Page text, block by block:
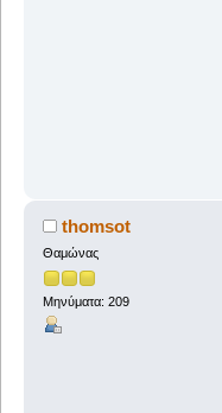
thomsot
Θαμώνας
Μηνύματα: 209